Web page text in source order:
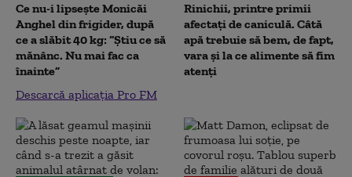
Ce nu-i lipsește Monicăi
Anghel din frigider, după
ce a slăbit 40 kg: “Știu ce să
mănânc. Nu mai fac ca
înainte”
Descarcă aplicația Pro FM
Rinichii, printre primii
afectați de caniculă. Câtă
apă trebuie să bem, de fapt,
vara și la ce alimente să fim
atenți